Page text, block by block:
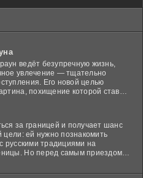
ведёт безупречную жизнь,
увлечение — тщательно
Его новой целью
похищение которой ставит
за границей и получает шанс
цели: ей нужно познакомить
русскими традициями на
Но перед самым приездом